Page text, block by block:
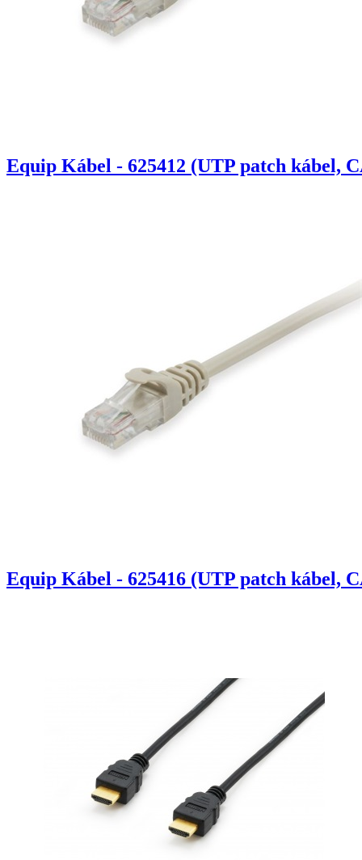
Equip Kábel - 625412 (UTP patch kábel,
Equip Kábel - 625416 (UTP patch kábel,